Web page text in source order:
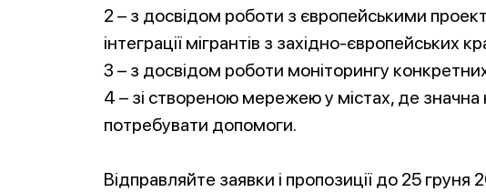
2 – з досвідом роботи з європейськими
інтеграції мігрантів з західно-європейських
3 – з досвідом роботи моніторингу
4 – зі створеною мережею у містах, де значна
потребувати допомоги.
Відправляйте заявки і пропозиції до 25